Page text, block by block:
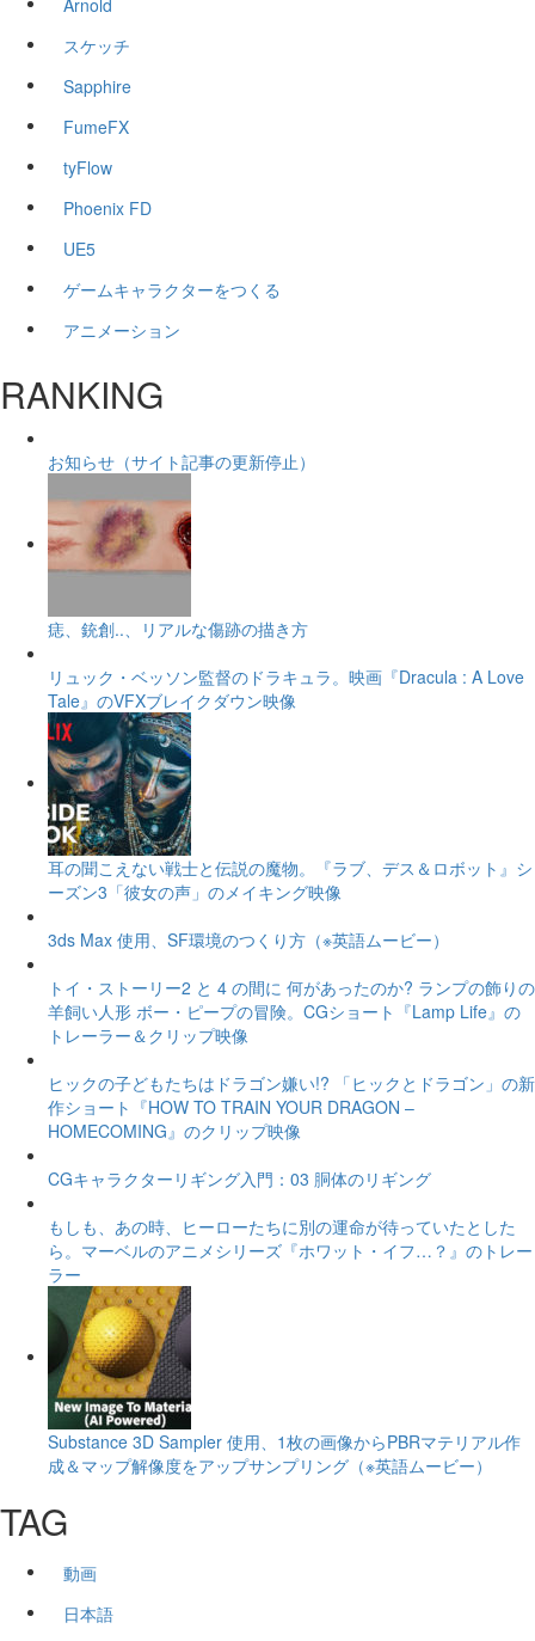
Arnold
スケッチ
Sapphire
FumeFX
tyFlow
Phoenix FD
UE5
ゲームキャラクターをつくる
アニメーション
RANKING
お知らせ（サイト記事の更新停止）
痣、銃創..、リアルな傷跡の描き方
リュック・ベッソン監督のドラキュラ。映画『Dracula : A Love
Tale』のVFXブレイクダウン映像
耳の聞こえない戦士と伝説の魔物。『ラブ、デス＆ロボット』シ
ーズン3「彼女の声」のメイキング映像
3ds Max 使用、SF環境のつくり方（※英語ムービー）
トイ・ストーリー2 と 4 の間に 何があったのか? ランプの飾りの
羊飼い人形 ボー・ピープの冒険。CGショート『Lamp Life』の
トレーラー＆クリップ映像
ヒックの子どもたちはドラゴン嫌い!? 「ヒックとドラゴン」の新
作ショート『HOW TO TRAIN YOUR DRAGON –
HOMECOMING』のクリップ映像
CGキャラクターリギング入門：03 胴体のリギング
もしも、あの時、ヒーローたちに別の運命が待っていたとした
ら。マーベルのアニメシリーズ『ホワット・イフ…？』のトレー
ラー
Substance 3D Sampler 使用、1枚の画像からPBRマテリアル作
成＆マップ解像度をアップサンプリング（※英語ムービー）
TAG
動画
日本語